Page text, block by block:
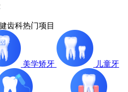
齿科热门项目
美学矫牙 儿童牙